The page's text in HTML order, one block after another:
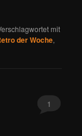
mit
der Woche,
1